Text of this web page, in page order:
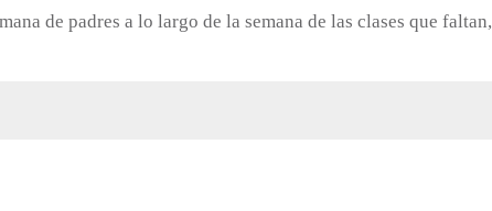
de padres a lo largo de la semana de las clases que faltan,